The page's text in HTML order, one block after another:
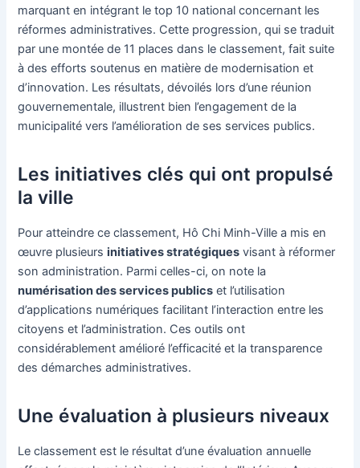
marquant en intégrant le top 10 national concernant les
réformes administratives. Cette progression, qui se traduit
par une montée de 11 places dans le classement, fait suite
à des efforts soutenus en matière de modernisation et
d’innovation. Les résultats, dévoilés lors d’une réunion
gouvernementale, illustrent bien l’engagement de la
municipalité vers l’amélioration de ses services publics.
Les initiatives clés qui ont propulsé
la ville
Pour atteindre ce classement, Hô Chi Minh-Ville a mis en
œuvre plusieursinitiatives stratégiques visant à réformer
son administration. Parmi celles-ci, on note la
numérisation des services publics et l’utilisation
d’applications numériques facilitant l’interaction entre les
citoyens et l’administration. Ces outils ont
considérablement amélioré l’efficacité et la transparence
des démarches administratives.
Une évaluation à plusieurs niveaux
Le classement est le résultat d’une évaluation annuelle